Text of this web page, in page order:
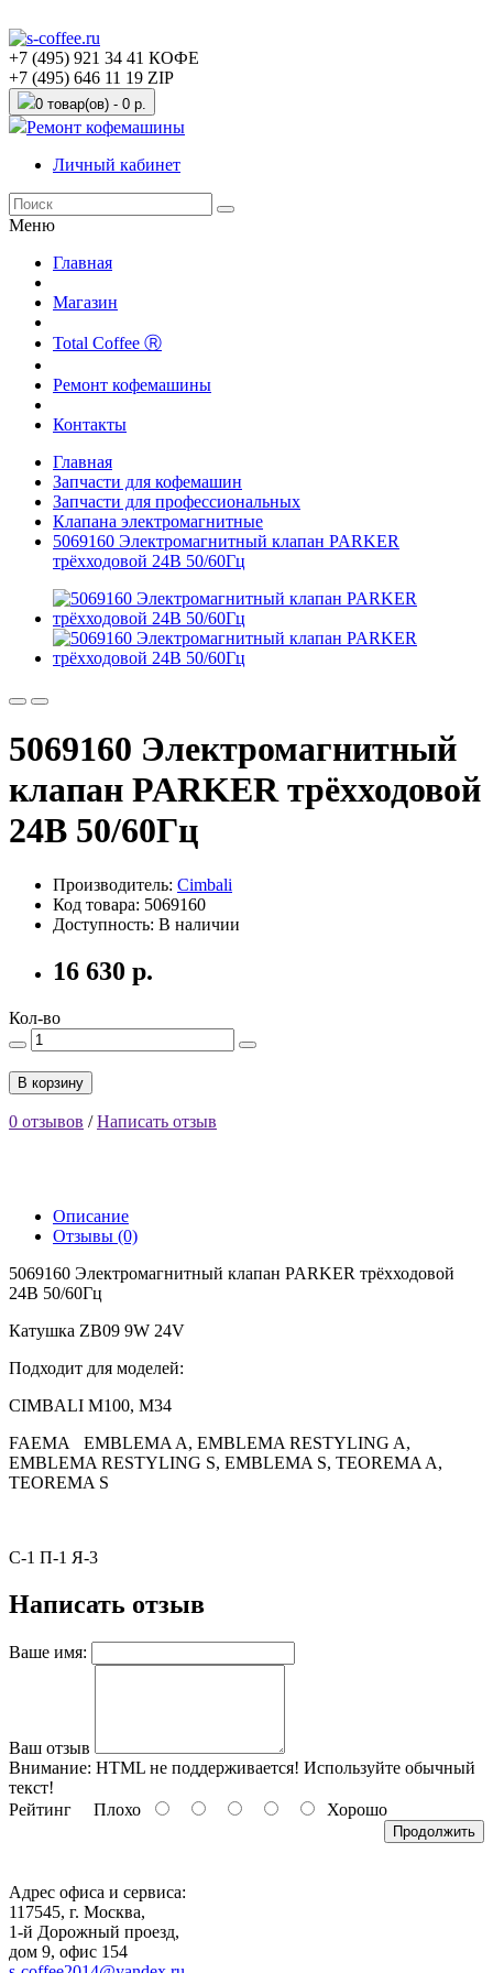
+7 (495) 921 34 41 КОФЕ
+7 (495) 646 11 19 ZIP
0 товар(ов) - 0 р.
Ремонт кофемашины
Личный кабинет
Меню
Главная
Магазин
Total Coffee Ⓡ
Ремонт кофемашины
Контакты
Главная
Запчасти для кофемашин
Запчасти для профессиональных
Клапана электромагнитные
5069160 Электромагнитный клапан PARKER
трёхходовой 24В 50/60Гц
5069160 Электромагнитный
клапан PARKER трёхходовой
24В 50/60Гц
Производитель: Cimbali
Код товара: 5069160
Доступность: В наличии
16 630 р.
Кол-во
В корзину
0 отзывов /Написать отзыв
Описание
Отзывы (0)
5069160 Электромагнитный клапан PARKER трёхходовой
24В 50/60Гц
Катушка ZB09 9W 24V
Подходит для моделей:
CIMBALI M100, M34
FAEMA EMBLEMA A, EMBLEMA RESTYLING A,
EMBLEMA RESTYLING S, EMBLEMA S, TEOREMA A,
TEOREMA S
С-1 П-1 Я-3
Написать отзыв
Ваше имя:
Ваш отзыв
Внимание: HTML не поддерживается! Используйте обычный
текст!
Рейтинг Плохо Хорошо
Продолжить
Адрес офиса и сервиса:
117545, г. Москва,
1-й Дорожный проезд,
дом 9, офис 154